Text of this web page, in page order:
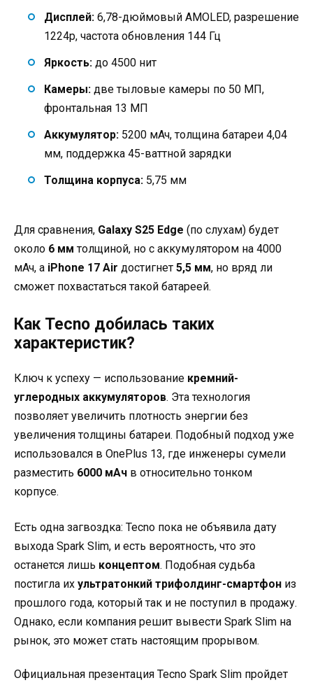
Дисплей: 6,78-дюймовый AMOLED, разрешение
1224p, частота обновления 144 Гц
Яркость: до 4500 нит
Камеры: две тыловые камеры по 50 МП,
фронтальная 13 МП
Аккумулятор: 5200 мАч, толщина батареи 4,04
мм, поддержка 45-ваттной зарядки
Толщина корпуса: 5,75 мм
Для сравнения, Galaxy S25 Edge (по слухам) будет
около 6 мм толщиной, но с аккумулятором на 4000
мАч, а iPhone 17 Air достигнет 5,5 мм, но вряд ли
сможет похвастаться такой батареей.
Как Tecno добилась таких
характеристик?
Ключ к успеху — использование кремний-
углеродных аккумуляторов. Эта технология
позволяет увеличить плотность энергии без
увеличения толщины батареи. Подобный подход уже
использовался в OnePlus 13, где инженеры сумели
разместить 6000 мАч в относительно тонком
корпусе.
Есть одна загвоздка: Tecno пока не объявила дату
выхода Spark Slim, и есть вероятность, что это
останется лишь концептом. Подобная судьба
постигла их ультратонкий трифолдинг-смартфон из
прошлого года, который так и не поступил в продажу.
Однако, если компания решит вывести Spark Slim на
рынок, это может стать настоящим прорывом.
Официальная презентация Tecno Spark Slim пройдет